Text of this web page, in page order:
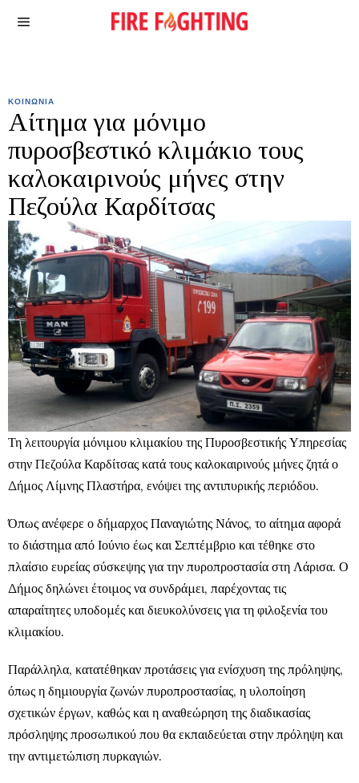
ΚΟΙΝΩΝΙΑ
Αίτημα για μόνιμο
πυροσβεστικό κλιμάκιο τους
καλοκαιρινούς μήνες στην
Πεζούλα Καρδίτσας
Τη λειτουργία μόνιμου κλιμακίου της Πυροσβεστικής Υπηρεσίας
στην Πεζούλα Καρδίτσας κατά τους καλοκαιρινούς μήνες ζητά ο
Δήμος Λίμνης Πλαστήρα, ενόψει της αντιπυρικής περιόδου.
Όπως ανέφερε ο δήμαρχος Παναγιώτης Νάνος, το αίτημα αφορά
το διάστημα από Ιούνιο έως και Σεπτέμβριο και τέθηκε στο
πλαίσιο ευρείας σύσκεψης για την πυροπροστασία στη Λάρισα. Ο
Δήμος δηλώνει έτοιμος να συνδράμει, παρέχοντας τις
απαραίτητες υποδομές και διευκολύνσεις για τη φιλοξενία του
κλιμακίου.
Παράλληλα, κατατέθηκαν προτάσεις για ενίσχυση της πρόληψης,
όπως η δημιουργία ζωνών πυροπροστασίας, η υλοποίηση
σχετικών έργων, καθώς και η αναθεώρηση της διαδικασίας
πρόσληψης προσωπικού που θα εκπαιδεύεται στην πρόληψη και
την αντιμετώπιση πυρκαγιών.